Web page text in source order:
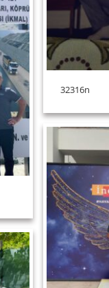
32316n